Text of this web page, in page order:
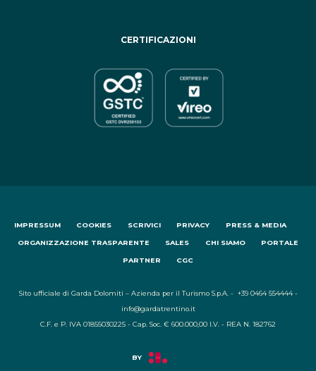
CERTIFICAZIONI
IMPRESSUM COOKIES SCRIVICI PRIVACY PRESS & MEDIA
ORGANIZZAZIONE TRASPARENTE SALES CHI SIAMO PORTALE
PARTNER CGC
Sito ufficiale di Garda Dolomiti – Azienda per il Turismo S.p.A. - +39 0464 554444 -
info@gardatrentino.it
C.F. e P. IVA 01855030225 - Cap. Soc. € 600.000,00 I.V. - REA N. 182762